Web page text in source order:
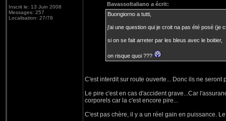
Inscrit le: 13 Juin 2008
Messages: 257
Localisation: 27/78
BavassoItaliano a écrit:
Buongiorno a tutti,
j'ai une question qui je croit na pas été posé (je
si on se fait arreter par les bleus avec le boitier,
on risque quoi ???
C'est interdit sur route ouverte... Donc ils ne seront
Le pire c'est en cas d'accident grave...Car
corporels car la c'est encore pire...
C'est pas chère, il y a un réel gain en puissance.